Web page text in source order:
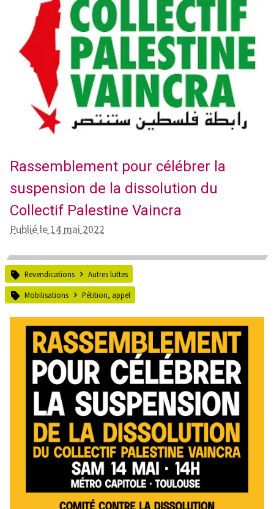
Rassemblement pour célébrer la
suspension de la dissolution du
Collectif Palestine Vaincra
Publié le 14 mai 2022
Revendications Autres luttes
Mobilisations Pétition, appel